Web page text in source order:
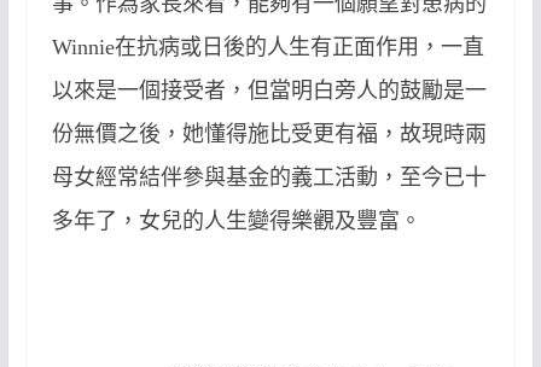
Winnie在抗病或日後的人生有正面作用，一直
以來是一個接受者，但當明白旁人的鼓勵是一
份無價之後，她懂得施比受更有福，故現時兩
母女經常結伴參與基金的義工活動，至今已十
多年了，女兒的人生變得樂觀及豐富。